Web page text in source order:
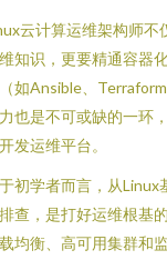
云计算运维架构师不
知识，更要精通容器
如Ansible、
也是不可或缺的一环
发运维平台。
初学者而言，从Linux
查，是打好运维根基
均衡、高可用集群和